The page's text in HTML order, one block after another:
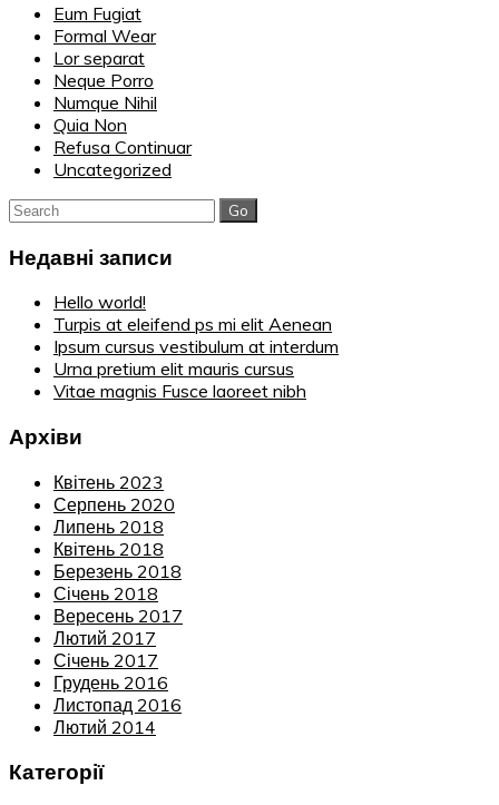
Eum Fugiat
Formal Wear
Lor separat
Neque Porro
Numque Nihil
Quia Non
Refusa Continuar
Uncategorized
Search
for:
Недавні записи
Hello world!
Turpis at eleifend ps mi elit Aenean
Ipsum cursus vestibulum at interdum
Urna pretium elit mauris cursus
Vitae magnis Fusce laoreet nibh
Архіви
Квітень 2023
Серпень 2020
Липень 2018
Квітень 2018
Березень 2018
Січень 2018
Вересень 2017
Лютий 2017
Січень 2017
Грудень 2016
Листопад 2016
Лютий 2014
Категорії